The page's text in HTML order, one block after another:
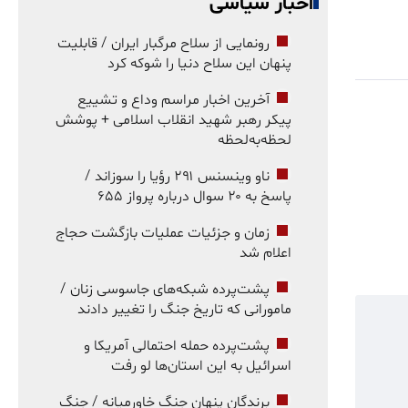
رونمایی از سلاح مرگبار ایران / قابلیت
پنهان این سلاح دنیا را شوکه کرد
آخرین اخبار مراسم وداع و تشییع
پیکر رهبر شهید انقلاب اسلامی + پوشش
لحظه‌به‌لحظه
ناو وینسنس ۲۹۱ رؤیا را سوزاند /
پاسخ به ۲۰ سوال درباره پرواز ۶۵۵
زمان و جزئیات عملیات بازگشت حجاج
اعلام شد
پشت‌پرده شبکه‌های جاسوسی زنان /
مامورانی که تاریخ جنگ را تغییر دادند
پشت‌پرده حمله احتمالی آمریکا و
اسرائیل به این استان‌ها لو رفت
برندگان پنهان جنگ خاورمیانه / جنگ